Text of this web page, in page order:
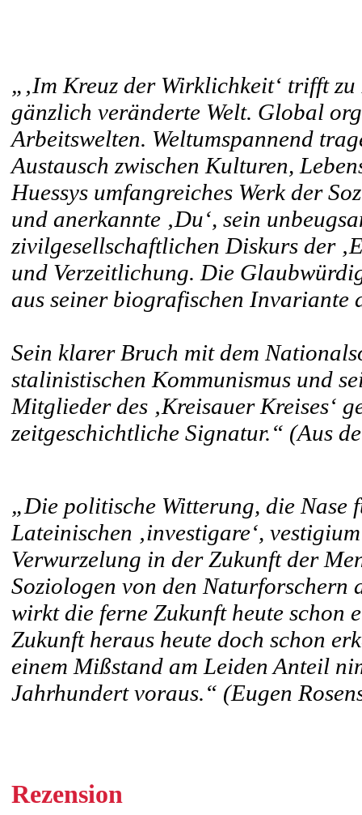
„‚Im Kreuz der Wirklichkeit‘ trifft
gänzlich veränderte Welt. Global
Arbeitswelten. Weltumspannend
Austausch zwischen Kulturen,
Huessys umfangreiches Werk der
und anerkannte ‚Du‘, sein
zivilgesellschaftlichen Diskurs der
und Verzeitlichung. Die
aus seiner biografischen Invariante
Sein klarer Bruch mit dem
stalinistischen Kommunismus und
Mitglieder des ‚Kreisauer Kreises‘
zeitgeschichtliche Signatur.“ (Aus
„Die politische Witterung, die Nase
Lateinischen ‚investigare‘,
Verwurzelung in der Zukunft der
Soziologen von den Naturforschern
wirkt die ferne Zukunft heute schon
Zukunft heraus heute doch schon
einem Mißstand am Leiden Anteil
Jahrhundert voraus.“ (Eugen
Rezension